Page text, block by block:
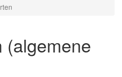
(algemene